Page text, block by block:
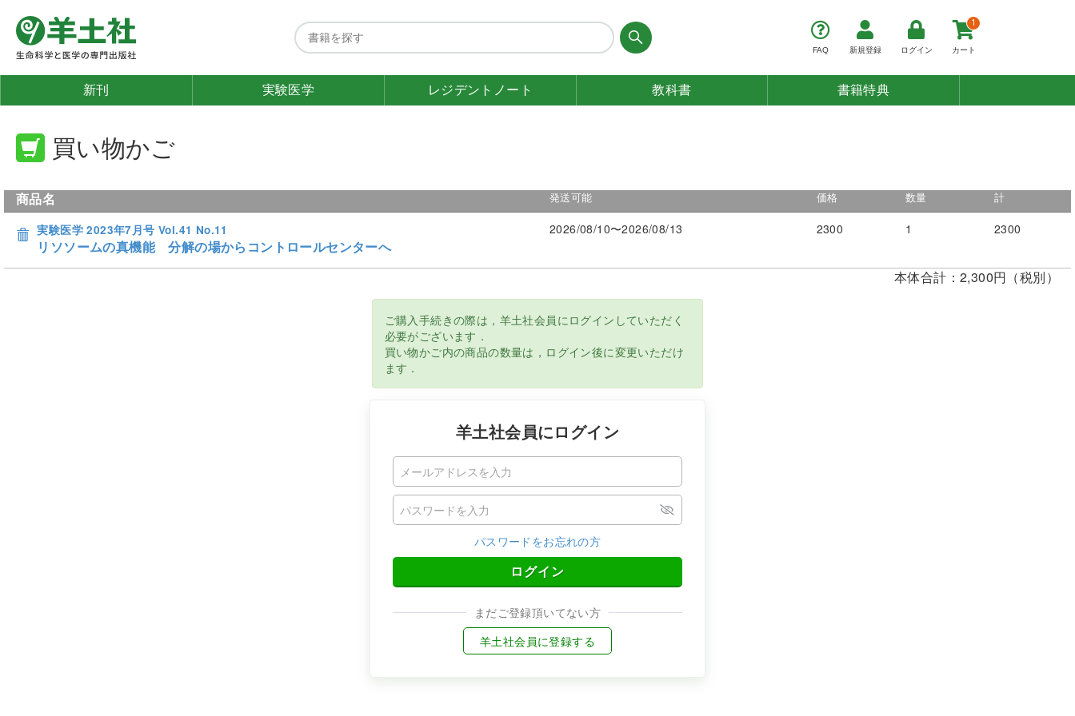
FAQ 新規登録 ログイン カート
1
新刊 実験医学 レジデント ノート 教科書 書籍特典
買い物かご
商品名 発送可能 価格 数量 計
実験医学 2023年7月号 Vol.41 No.11
リソソームの真機能 分解の場からコントロールセンターへ
2026/08/10〜2026/08/13 2300 1 2300
本体合計：2,300円（税別）
ご購入手続きの際は，羊土社会員にログインしていただく
必要がございます．
買い物かご内の商品の数量は，ログイン後に変更いただけ
ます．
羊土社会員にログイン
パスワードをお忘れの方
ログイン
まだご登録頂いてない方
羊土社会員に登録する